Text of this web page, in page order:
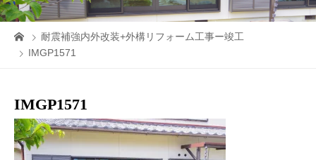
耐震補強内外改装+外構リフォーム工事ー竣工
IMGP1571
IMGP1571